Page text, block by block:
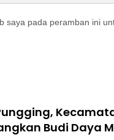
saya pada peramban ini
Budi Daya